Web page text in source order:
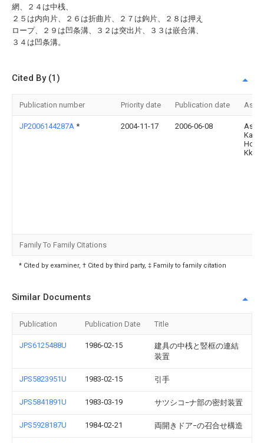
網、２４は中桟、
２５は内向片、２６は折曲片、２７は鉤片、２８は押え
ロープ、２９は凹条溝、３２は突出片、３３は嵌合溝、
３４は凹条溝。
Cited By (1)
Publication number Priority date Publication date
JP2006144287A * 2004-11-17 2006-06-08
Asahi
Kasei
Kk
Family To Family Citations
* Cited by examiner, † Cited by third party, ‡ Family to family citation
Similar Documents
Publication Publication Date Title
JPS6125488U 1986-02-15
建具の中桟と竪框の連結
装置
JPS5823951U 1983-02-15 引手
JPS5841891U 1983-03-19 サツシコ−ナ部の密封装置
JPS5928187U 1984-02-21 両開きドア−の召合せ構造